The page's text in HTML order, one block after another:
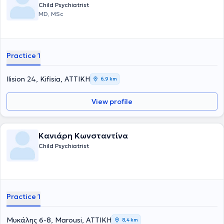
Child Psychiatrist
MD, MSc
Practice 1
Ilision 24, Kifisia, ΑΤΤΙΚΗ 6,9 km
View profile
Κανιάρη Κωνσταντίνα
Child Psychiatrist
Practice 1
Μυκάλης 6-8, Marousi, ΑΤΤΙΚΗ 8,4 km